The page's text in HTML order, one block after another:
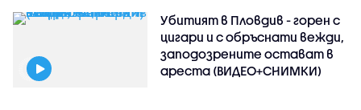
Убитият в Пловдив - горен с
цигари и с обръснати вежди,
заподозрените остават в
ареста (ВИДЕО+СНИМКИ)